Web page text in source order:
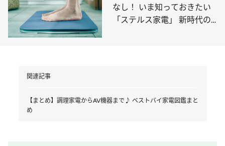
なし！ いま知っておきたい
「ステルス家電」 新時代の
関連記事
【まとめ】調理家電からAV機器まで♪ ベストバイ家電図鑑まと
め